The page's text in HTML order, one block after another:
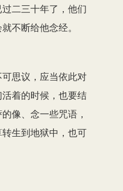
二三十年了，他们
不断给他念经。
思议，应当依此对
着的时候，也要结
像、念一些咒语，
生到地狱中，也可